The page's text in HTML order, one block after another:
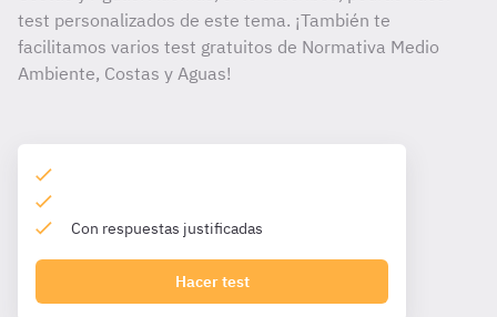
test personalizados de este tema. ¡También te
facilitamos varios test gratuitos de Normativa Medio
Ambiente, Costas y Aguas!
Con respuestas justificadas
Hacer test